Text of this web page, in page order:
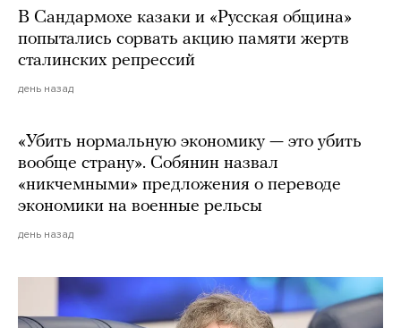
В Сандармохе казаки и «Русская община»
попытались сорвать акцию памяти жертв
сталинских репрессий
день назад
«Убить нормальную экономику — это убить
вообще страну». Собянин назвал
«никчемными» предложения о переводе
экономики на военные рельсы
день назад